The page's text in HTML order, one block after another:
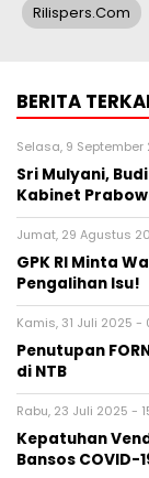
Rilispers.com
BERITA
Selasa, 9 September
Sri Mulyani,
Kabinet
Jumat, 29 Agustus
GPK RI Minta
Pengalihan Isu!
Kamis, 31 Juli 2025 -
Penutupan
di NTB
Rabu, 23 Juli 2025 -
Kepatuhan
Bansos COVID-